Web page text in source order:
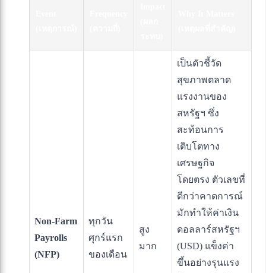
Non-Farm
Payrolls
(NFP)
ทุกวัน
ศุกร์แรก
ของเดือน
สูง
มาก
เป็นตัวชี้วัด
สุขภาพตลาด
แรงงานของ
สหรัฐฯ ซึ่ง
สะท้อนการ
เติบโตทาง
เศรษฐกิจ
โดยตรง ตัวเลขที่
ดีกว่าคาดการณ์
มักทำให้ค่าเงิน
ดอลลาร์สหรัฐฯ
(USD) แข็งค่า
ขึ้นอย่างรุนแรง